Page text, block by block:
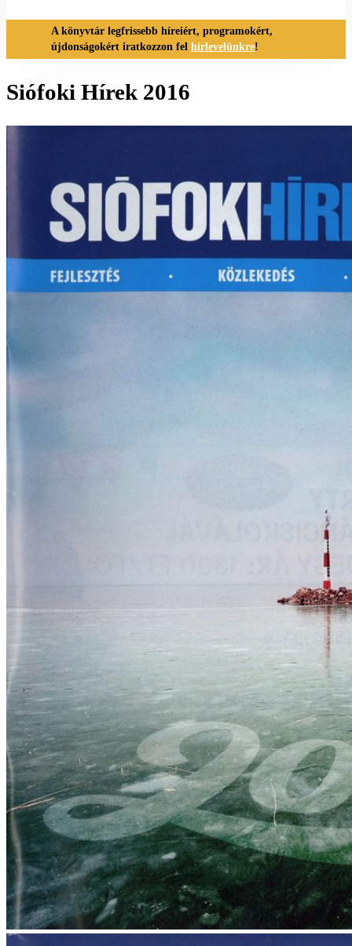
A könyvtár legfrissebb híreiért, programokért,
újdonságokért iratkozzon felhírlevelünkre!
Siófoki Hírek 2016